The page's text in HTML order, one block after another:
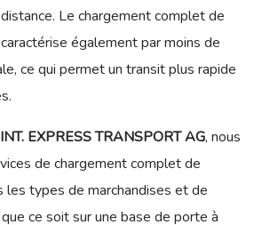
Le chargement complet de
également par moins de
ce qui permet un transit plus rapide
EXPRESS TRANSPORT AG, nous
de chargement complet de
les types de marchandises et de
ce soit sur une base de porte à